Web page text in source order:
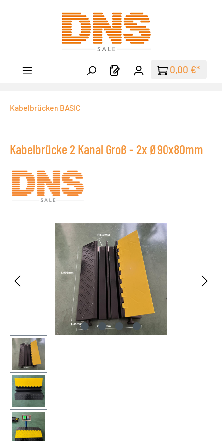
Zum Hauptinhalt springen
0,00 €*
Kabelbrücken BASIC
Kabelbrücke 2 Kanal Groß - 2x Ø90x80mm
Bildergalerie überspringen